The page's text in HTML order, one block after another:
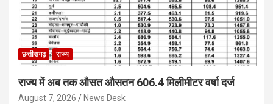
छत्तीसगढ़ राज्य
राज्य में अब तक औसत औसतन 606.4 मिलीमीटर वर्षा दर्ज
August 7, 2026 News Desk